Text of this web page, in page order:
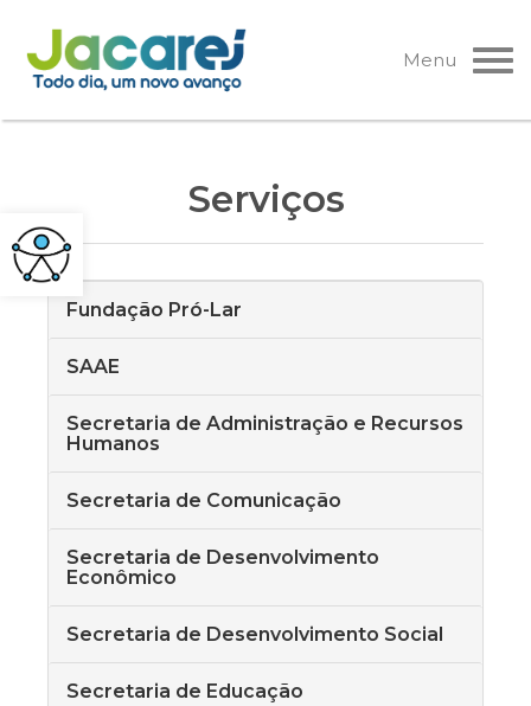
Pular
para
o
Menu
Serviços
Fundação Pró-Lar
SAAE
Secretaria de Administração e Recursos
Humanos
Secretaria de Comunicação
Secretaria de Desenvolvimento
Econômico
Secretaria de Desenvolvimento Social
Secretaria de Educação